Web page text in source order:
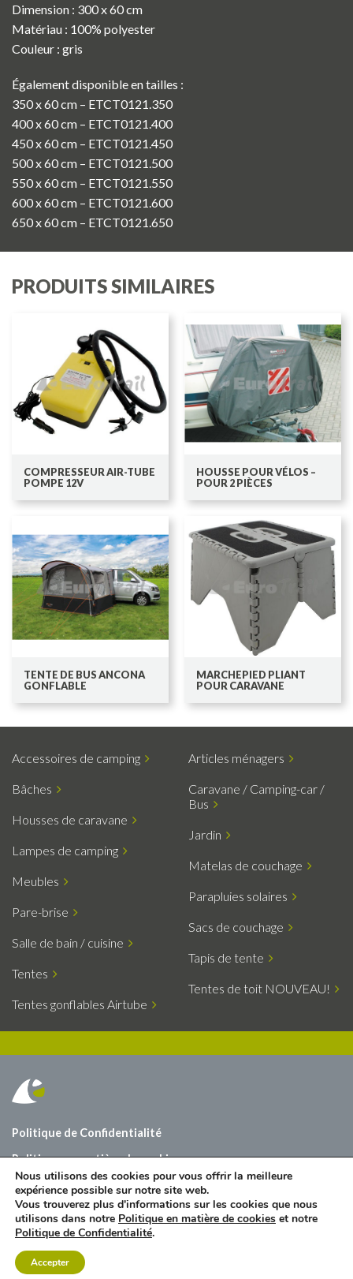
Dimension : 300 x 60 cm
Matériau : 100% polyester
Couleur : gris
Également disponible en tailles :
350 x 60 cm – ETCT0121.350
400 x 60 cm – ETCT0121.400
450 x 60 cm – ETCT0121.450
500 x 60 cm – ETCT0121.500
550 x 60 cm – ETCT0121.550
600 x 60 cm – ETCT0121.600
650 x 60 cm – ETCT0121.650
PRODUITS SIMILAIRES
COMPRESSEUR AIR-TUBE
POMPE 12V
HOUSSE POUR VÉLOS –
POUR 2 PIÈCES
TENTE DE BUS ANCONA
GONFLABLE
MARCHEPIED PLIANT
POUR CARAVANE
Accessoires de camping Articles ménagers
Bâches
Caravane / Camping-car /
Bus
Housses de caravane
Jardin
Lampes de camping
Matelas de couchage
Meubles
Parapluies solaires
Pare-brise
Sacs de couchage
Salle de bain / cuisine
Tapis de tente
Tentes
Tentes de toit NOUVEAU!
Tentes gonflables Airtube
Politique de Confidentialité
Politique en matière de cookies
À propos de nous
Contact
Nous utilisons des cookies pour vous offrir la meilleure
expérience possible sur notre site web.
Vous trouverez plus d'informations sur les cookies que nous
utilisons dans notre Politique en matière de cookies et notre
Politique de Confidentialité.
Accepter